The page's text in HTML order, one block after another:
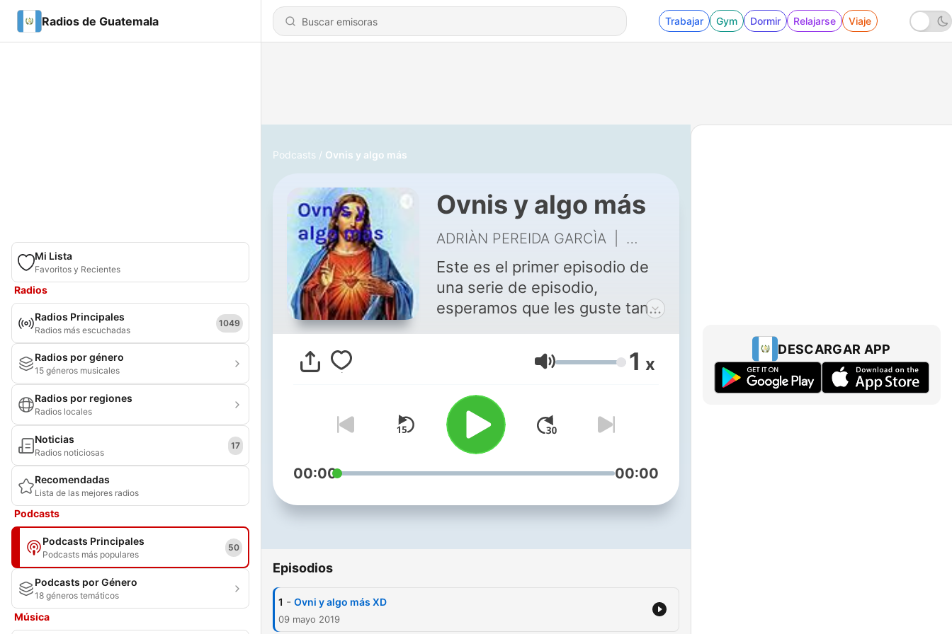
Radios de Guatemala Trabajar Gym Dormir Relajarse Viaje
Mi Lista
Favoritos y Recientes
Radios
Radios Principales
Radios más escuchadas
1049
Radios por género
15 géneros musicales
Radios por regiones
Radios locales
Noticias
Radios noticiosas
17
Recomendadas
Lista de las mejores radios
Podcasts
Podcasts Principales
Podcasts más populares
50
Podcasts por Género
18 géneros temáticos
Música
Podcasts Ovnis y algo más
Ovnis y algo más
ADRIÀN PEREIDA GARCÌA 1 - Ovni y algo más XD
Este es el primer episodio de
una serie de episodio,
esperamos que les guste tanto
Volumen 1 x
00:00 00:00
Episodios
1 - Ovni y algo más XD
09 mayo 2019
DESCARGAR APP